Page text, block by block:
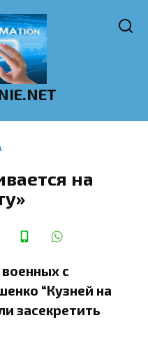
на
с
“Кузней на
засекретить